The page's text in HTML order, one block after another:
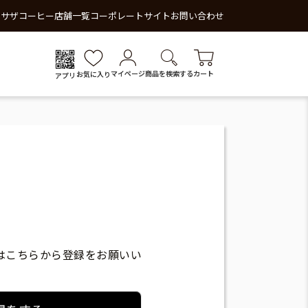
ザコーヒー店舗一覧コーポレートサイトお問い合わせ
アプリ お気に入り マイページ商品を検索するカート
ちらから登録をお願いい